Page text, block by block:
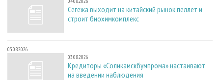
Сегежа выходит на китайский рынок пеллет и
строит биохимкомплекс
03.08.2026
03.08.2026
Кредиторы «Соликамскбумпрома» настаивают
на введении наблюдения